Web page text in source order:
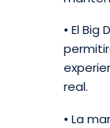
• El
real.
• La